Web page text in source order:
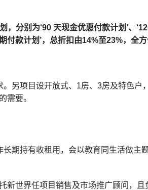
分别为‘90 天现金优惠付款计划’、
付款计划’，总折扣由14%至23%，全
另项目设开放式、1房、3房及特色户
需要。
期持有收租用，会以教育同生活做主
新世界任项目销售及市场推广顾问，且